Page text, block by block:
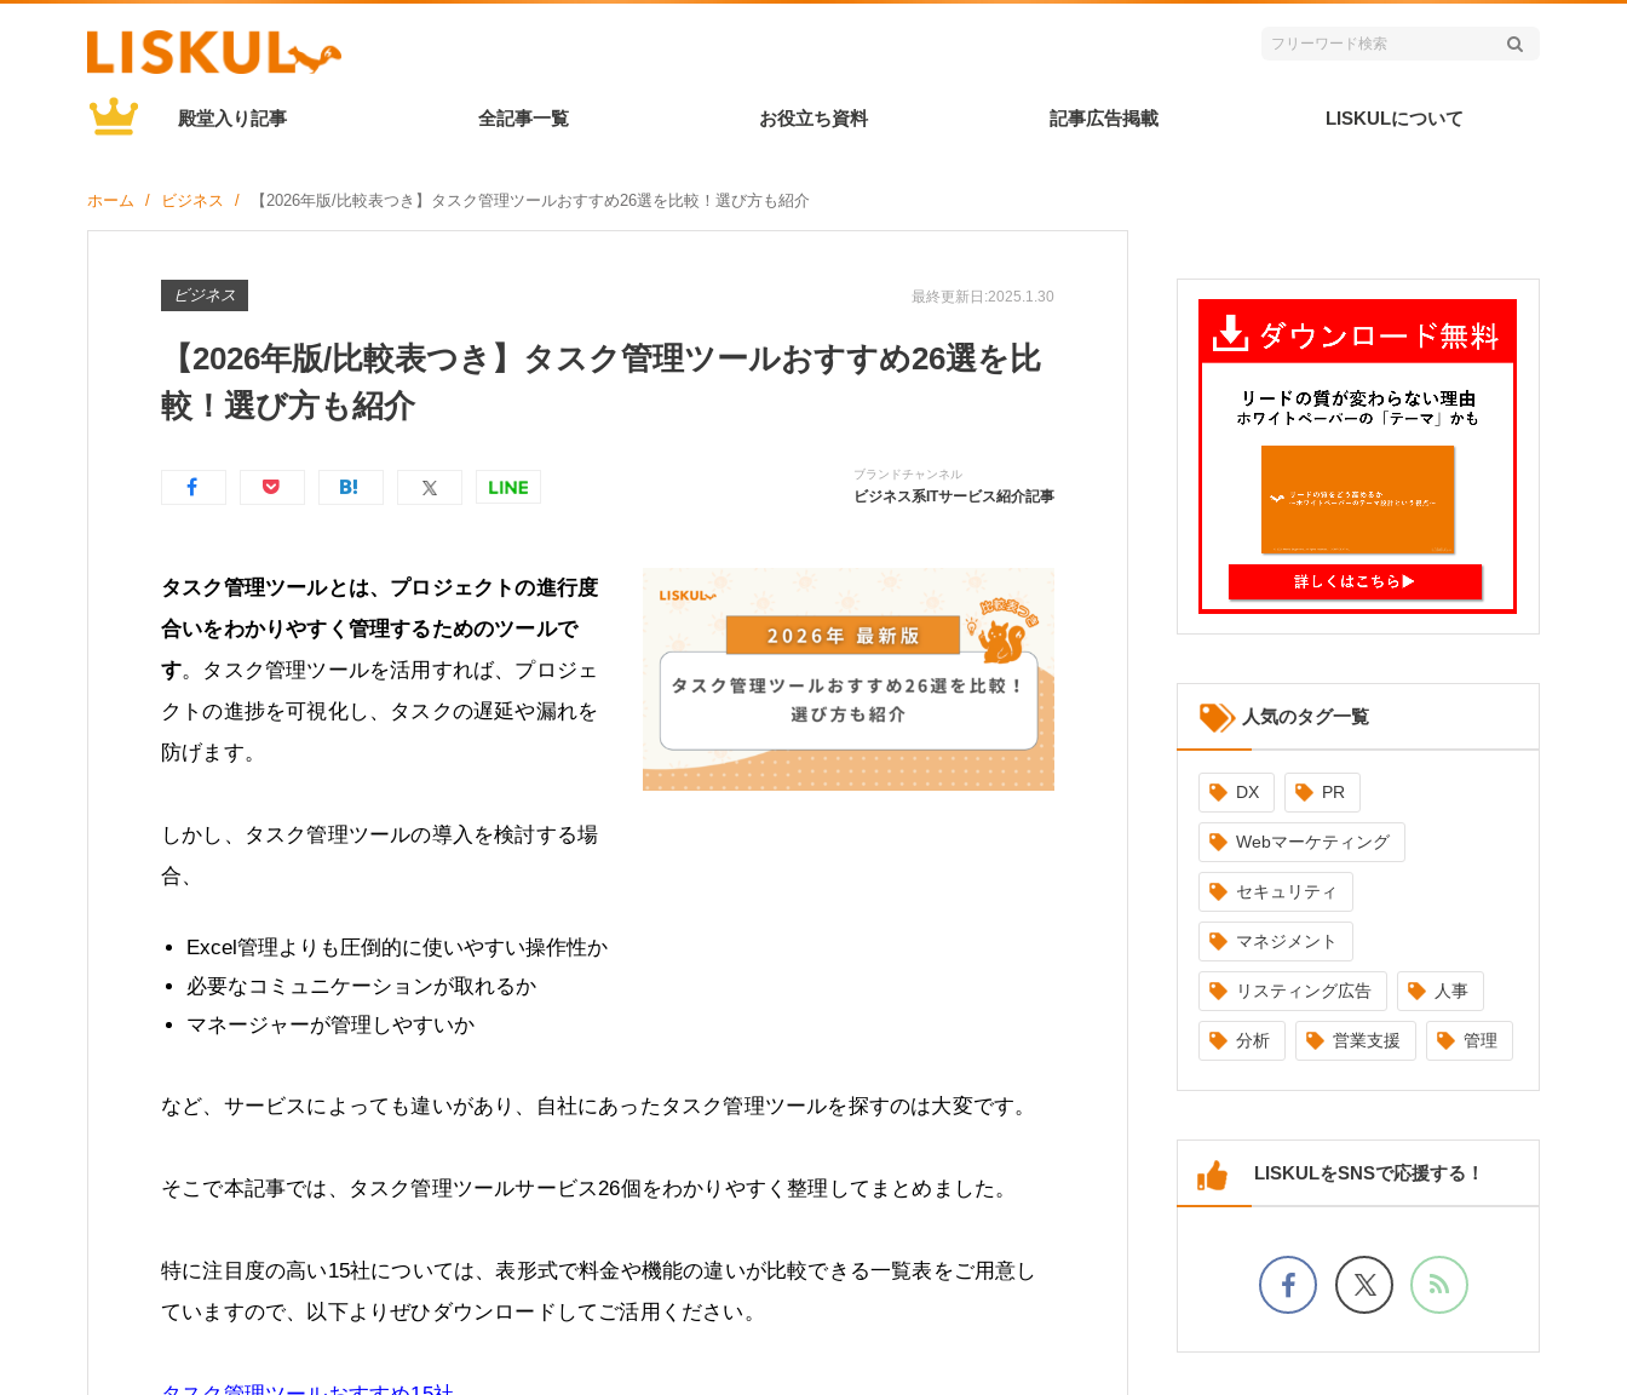
殿堂入り記事 全記事一覧 お役立ち資料 記事広告掲載 LISKULについて
ホーム ビジネス 【2026年版/比較表つき】タスク管理ツールおすすめ26選を比較！選び方も紹介
ビジネス 最終更新日:2025.1.30
【2026年版/比較表つき】タスク管理ツールおすすめ26選を比
較！選び方も紹介
ブランドチャンネル
ビジネス系ITサービス紹介記事
タスク管理ツールとは、プロジェクトの進行度
合いをわかりやすく管理するためのツールで
す。タスク管理ツールを活用すれば、プロジェ
クトの進捗を可視化し、タスクの遅延や漏れを
防げます。
しかし、タスク管理ツールの導入を検討する場
合、
Excel管理よりも圧倒的に使いやすい操作性か
必要なコミュニケーションが取れるか
マネージャーが管理しやすいか
など、サービスによっても違いがあり、自社にあったタスク管理ツールを探すのは大変です。
そこで本記事では、タスク管理ツールサービス26個をわかりやすく整理してまとめました。
特に注目度の高い15社については、表形式で料金や機能の違いが比較できる一覧表をご用意し
ていますので、以下よりぜひダウンロードしてご活用ください。
人気のタグ一覧
DX PR
Webマーケティング
セキュリティ
マネジメント
リスティング広告 人事
分析 営業支援 管理
LISKULをSNSで応援する！